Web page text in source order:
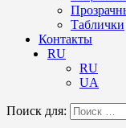
Таблички
Контакты
RU
RU
UA
Поиск для: